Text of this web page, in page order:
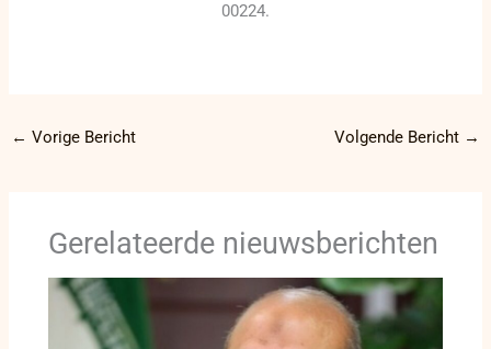
00224.
← Vorige Bericht Volgende Bericht →
Gerelateerde nieuwsberichten